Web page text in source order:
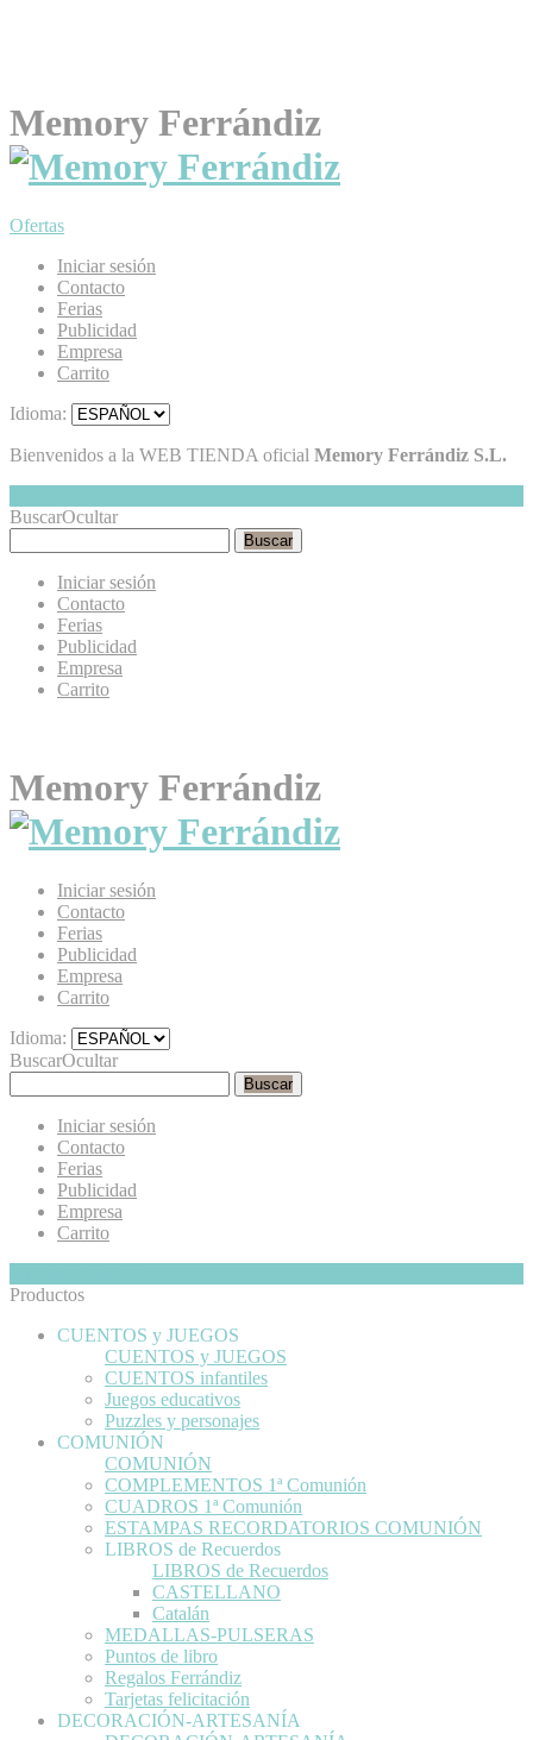
Memory Ferrándiz
Ofertas
Iniciar sesión
Contacto
Ferias
Publicidad
Empresa
Carrito
Idioma:
Bienvenidos a la WEB TIENDA oficial Memory Ferrándiz S.L.
BuscarOcultar
Buscar
Iniciar sesión
Contacto
Ferias
Publicidad
Empresa
Carrito
Memory Ferrándiz
Iniciar sesión
Contacto
Ferias
Publicidad
Empresa
Carrito
Idioma:
BuscarOcultar
Buscar
Iniciar sesión
Contacto
Ferias
Publicidad
Empresa
Carrito
Productos
CUENTOS y JUEGOS
CUENTOS y JUEGOS
CUENTOS infantiles
Juegos educativos
Puzzles y personajes
COMUNIÓN
COMUNIÓN
COMPLEMENTOS 1ª Comunión
CUADROS 1ª Comunión
ESTAMPAS RECORDATORIOS COMUNIÓN
LIBROS de Recuerdos
LIBROS de Recuerdos
CASTELLANO
Catalán
MEDALLAS-PULSERAS
Puntos de libro
Regalos Ferrándiz
Tarjetas felicitación
DECORACIÓN-ARTESANÍA